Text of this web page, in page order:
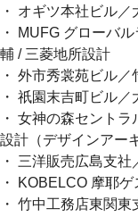
・ オギツ本社ビル
・ MUFG グローバ
輔 / 三菱地所設計
・ 外市秀裳苑ビル／
・ 祇園末吉町ビル
・ 女神の森セント
設計（デザインアー
・ 三洋販売広島支
・ KOBELCO 摩耶
・ 竹中工務店東関